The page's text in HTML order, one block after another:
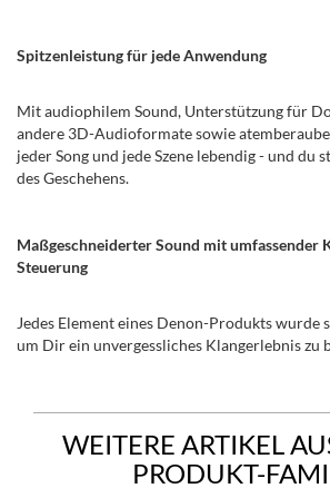
Spitzenleistung für jede Anwendung
Mit audiophilem Sound, Unterstützung für
andere 3D-Audioformate sowie
jeder Song und jede Szene lebendig - und du
des Geschehens.
Maßgeschneiderter Sound mit umfassender
Steuerung
Jedes Element eines Denon-Produkts
um Dir ein unvergessliches Klangerlebnis zu
WEITERE ARTIKEL
PRODUKT-